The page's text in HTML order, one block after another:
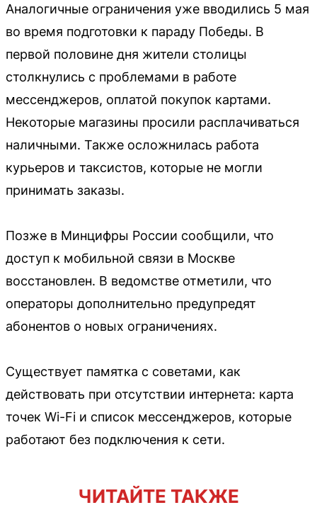
Аналогичные ограничения уже вводились 5 мая
во время подготовки к параду Победы. В
первой половине дня жители столицы
столкнулись с проблемами в работе
мессенджеров, оплатой покупок картами.
Некоторые магазины просили расплачиваться
наличными. Также осложнилась работа
курьеров и таксистов, которые не могли
принимать заказы.
Позже в Минцифры России сообщили, что
доступ к мобильной связи в Москве
восстановлен. В ведомстве отметили, что
операторы дополнительно предупредят
абонентов о новых ограничениях.
Существует памятка с советами, как
действовать при отсутствии интернета: карта
точек Wi-Fi и список мессенджеров, которые
работают без подключения к сети.
ЧИТАЙТЕ ТАКЖЕ